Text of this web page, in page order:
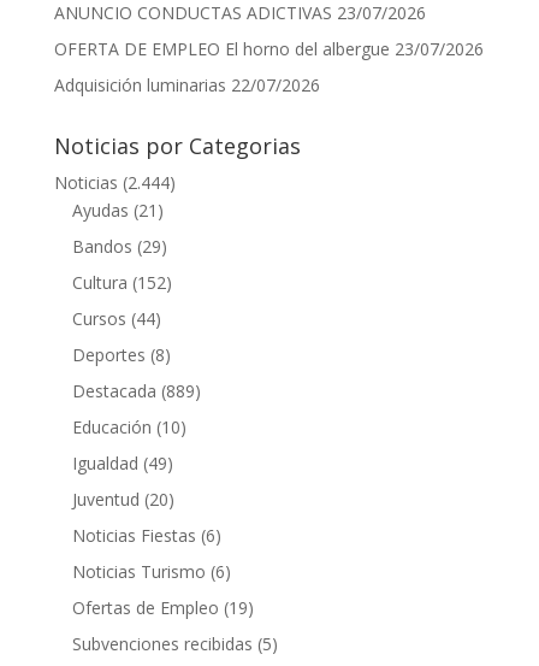
ANUNCIO CONDUCTAS ADICTIVAS 23/07/2026
OFERTA DE EMPLEO El horno del albergue 23/07/2026
Adquisición luminarias 22/07/2026
Noticias por Categorias
Noticias (2.444)
Ayudas (21)
Bandos (29)
Cultura (152)
Cursos (44)
Deportes (8)
Destacada (889)
Educación (10)
Igualdad (49)
Juventud (20)
Noticias Fiestas (6)
Noticias Turismo (6)
Ofertas de Empleo (19)
Subvenciones recibidas (5)